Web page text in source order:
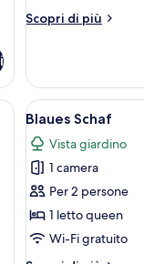
Scopri di più
Altri
Oase
letti, un murale
Apri
tutte
le
foto
per
Blaues
Schaf
8
Blaues Schaf
Vista giardino
1 camera
Per 2 persone
1 letto queen
Wi-Fi gratuito